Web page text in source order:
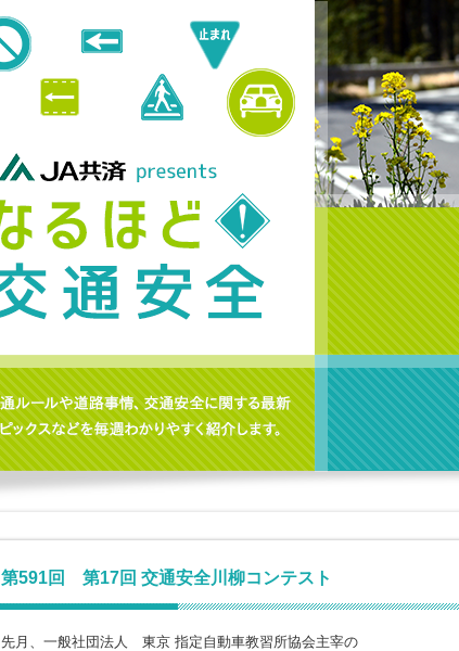
第591回 第17回 交通安全川柳コンテスト
先月、一般社団法人 東京 指定自動車教習所協会主宰の